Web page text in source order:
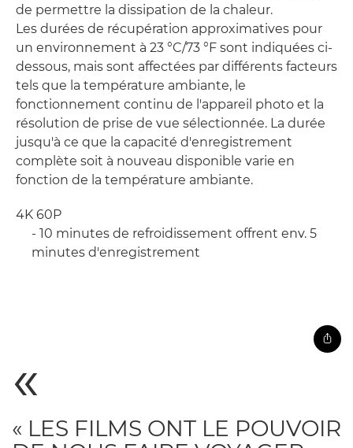
de permettre la dissipation de la chaleur.
Les durées de récupération approximatives pour
un environnement à 23 °C/73 °F sont indiquées ci-
dessous, mais sont affectées par différents facteurs
tels que la température ambiante, le
fonctionnement continu de l'appareil photo et la
résolution de prise de vue sélectionnée. La durée
jusqu'à ce que la capacité d'enregistrement
complète soit à nouveau disponible varie en
fonction de la température ambiante.
4K 60P
- 10 minutes de refroidissement offrent env. 5
minutes d'enregistrement
« LES FILMS ONT LE POUVOIR